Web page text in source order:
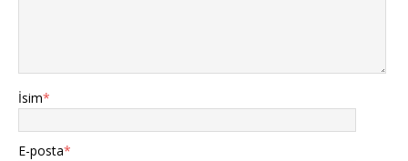
İsim*
E-posta*